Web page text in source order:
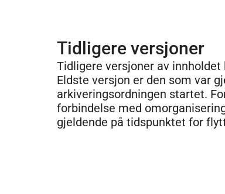
Tidligere versjoner
Tidligere versjoner av innholdet
Eldste versjon er den som var
arkiveringsordningen startet.
forbindelse med
gjeldende på tidspunktet for